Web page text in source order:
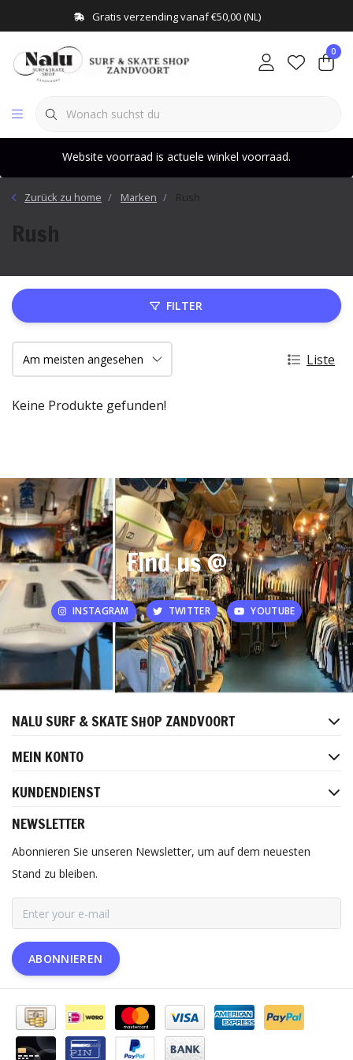
Gratis verzending vanaf €50,00 (NL)
0
Website voorraad is actuele winkel voorraad.
Zurück zu home Marken Rush
Rush
FILTER
Liste
Keine Produkte gefunden!
Find us @
INSTAGRAM TWITTER YOUTUBE
NALU SURF & SKATE SHOP ZANDVOORT
MEIN KONTO
KUNDENDIENST
NEWSLETTER
Abonnieren Sie unseren Newsletter, um auf dem neuesten
Stand zu bleiben.
ABONNIEREN